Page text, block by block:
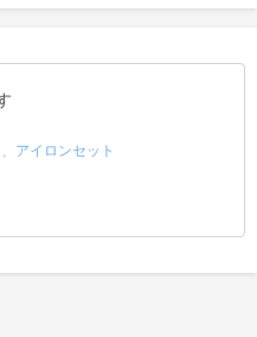
アイロンセット